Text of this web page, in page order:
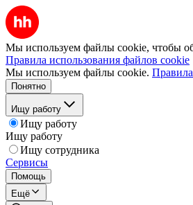
Мы используем файлы cookie, чтобы
Правила использования файлов cookie
Мы используем файлы cookie.
Понятно
Ищу работу
Ищу работу
Ищу работу
Ищу сотрудника
Сервисы
Помощь
Ещё